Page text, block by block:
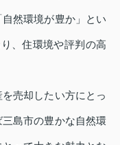
然環境が豊か」とい
、住環境や評判の高
売却したい方にとっ
島市の豊かな自然環